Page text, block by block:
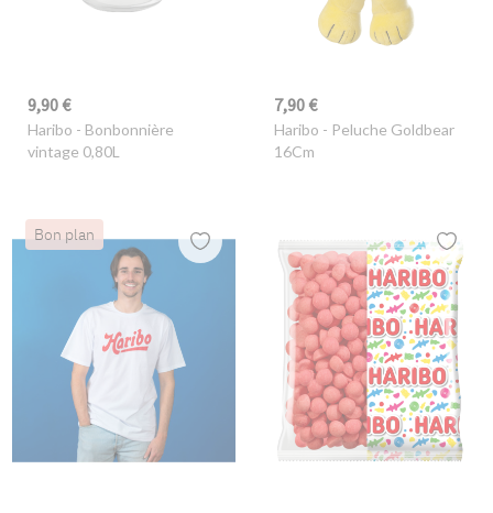
9,90 €
Haribo - Bonbonnière
vintage 0,80L
7,90 €
Haribo - Peluche Goldbear
16Cm
Bon plan